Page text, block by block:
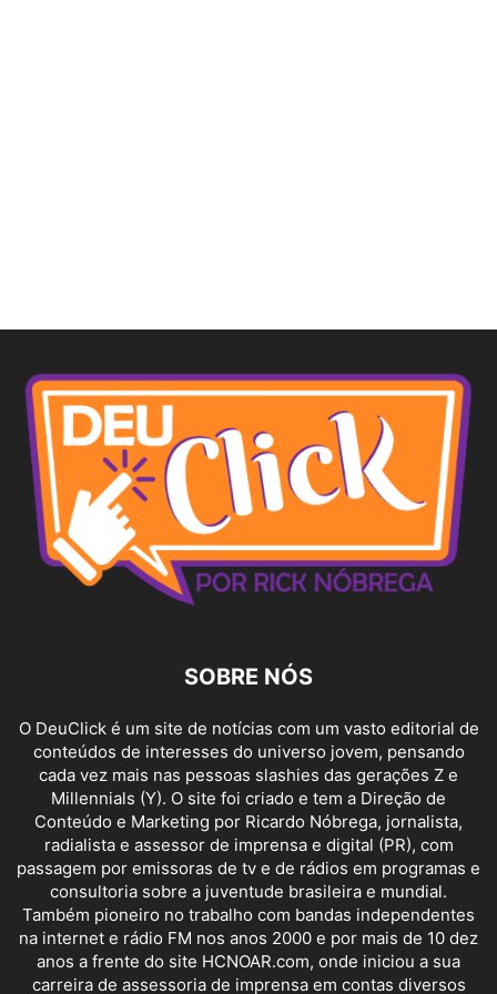
SOBRE NÓS
O DeuClick é um site de notícias com um vasto editorial de
conteúdos de interesses do universo jovem, pensando
cada vez mais nas pessoas slashies das gerações Z e
Millennials (Y). O site foi criado e tem a Direção de
Conteúdo e Marketing por Ricardo Nóbrega, jornalista,
radialista e assessor de imprensa e digital (PR), com
passagem por emissoras de tv e de rádios em programas e
consultoria sobre a juventude brasileira e mundial.
Também pioneiro no trabalho com bandas independentes
na internet e rádio FM nos anos 2000 e por mais de 10 dez
anos a frente do site HCNOAR.com, onde iniciou a sua
carreira de assessoria de imprensa em contas diversos